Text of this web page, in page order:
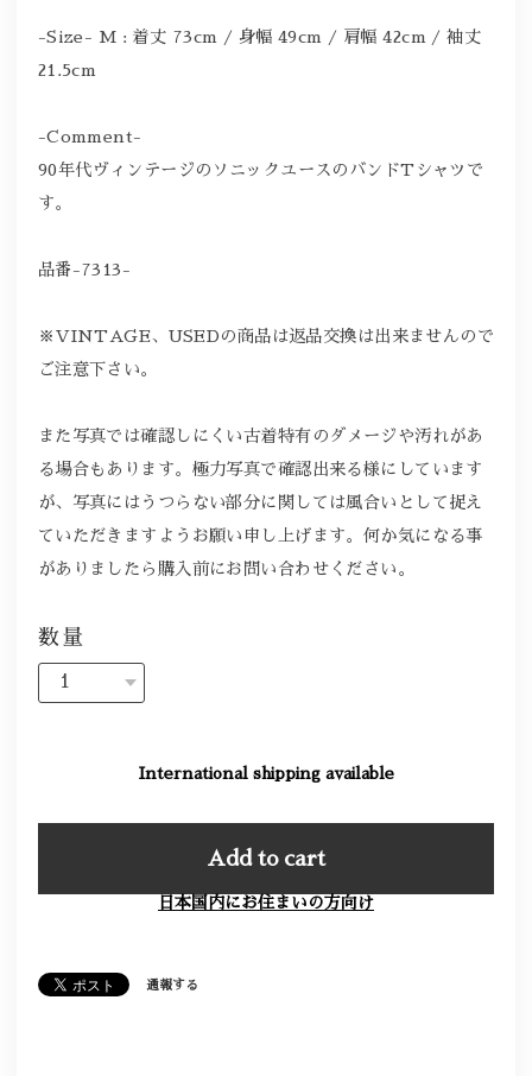
-Size- M : 着丈 73cm / 身幅 49cm / 肩幅 42cm / 袖丈
21.5cm
-Comment-
90年代ヴィンテージのソニックユースのバンドTシャツで
す。
品番-7313-
※VINTAGE、USEDの商品は返品交換は出来ませんので
ご注意下さい。
また写真では確認しにくい古着特有のダメージや汚れがあ
る場合もあります。極力写真で確認出来る様にしています
が、写真にはうつらない部分に関しては風合いとして捉え
ていただきますようお願い申し上げます。何か気になる事
がありましたら購入前にお問い合わせください。
数量
International shipping available
Add to cart
日本国内にお住まいの方向け
通報する